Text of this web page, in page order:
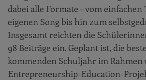
dabei alle Formate – vom
eigenen Song bis hin zum
Insgesamt reichten die
98 Beiträge ein. Geplant ist, die
kommenden Schuljahr im Rahmen
Entrepreneurship-Education-